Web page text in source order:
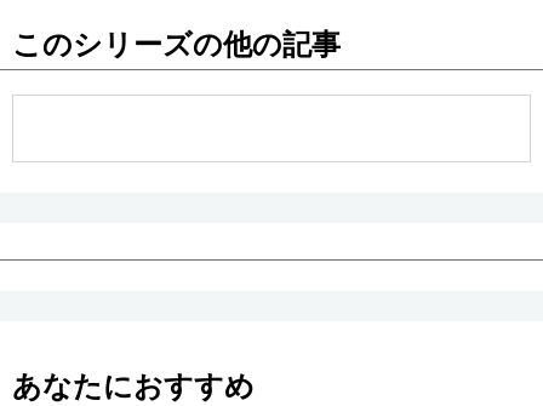
公式SNS
このシリーズの他の記事
あなたにおすすめ